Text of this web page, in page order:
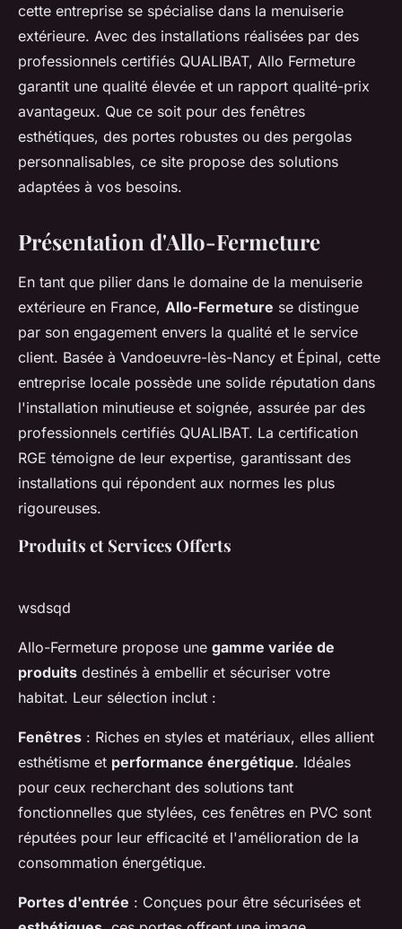
cette entreprise se spécialise dans la menuiserie
extérieure. Avec des installations réalisées par des
professionnels certifiés QUALIBAT, Allo Fermeture
garantit une qualité élevée et un rapport qualité-prix
avantageux. Que ce soit pour des fenêtres
esthétiques, des portes robustes ou des pergolas
personnalisables, ce site propose des solutions
adaptées à vos besoins.
Présentation d'Allo-Fermeture
En tant que pilier dans le domaine de la menuiserie
extérieure en France, Allo-Fermeture se distingue
par son engagement envers la qualité et le service
client. Basée à Vandoeuvre-lès-Nancy et Épinal, cette
entreprise locale possède une solide réputation dans
l'installation minutieuse et soignée, assurée par des
professionnels certifiés QUALIBAT. La certification
RGE témoigne de leur expertise, garantissant des
installations qui répondent aux normes les plus
rigoureuses.
Produits et Services Offerts
wsdsqd
Allo-Fermeture propose une gamme variée de
produits destinés à embellir et sécuriser votre
habitat. Leur sélection inclut :
Fenêtres : Riches en styles et matériaux, elles allient
esthétisme et performance énergétique. Idéales
pour ceux recherchant des solutions tant
fonctionnelles que stylées, ces fenêtres en PVC sont
réputées pour leur efficacité et l'amélioration de la
consommation énergétique.
Portes d'entrée : Conçues pour être sécurisées et